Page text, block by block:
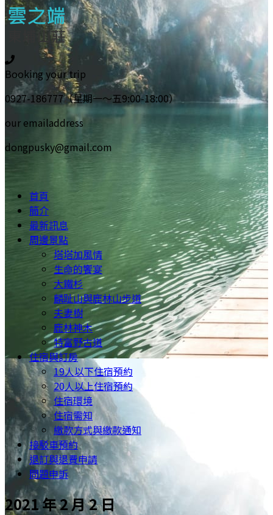
Booking your trip
0927-186777（星期一～五9:00-18:00）
our emailaddress
dongpusky@gmail.com
首頁
簡介
最新訊息
周邊景點
塔塔加風情
生命的饗宴
大鐵杉
麟趾山與鹿林山步道
夫妻樹
鹿林神木
特富野古道
住宿與訂房
19人以下住宿預約
20人以上住宿預約
住宿環境
住宿需知
繳款方式與繳款通知
接駁車預約
退訂與退費申請
問題申訴
2021 年 2 月 2 日